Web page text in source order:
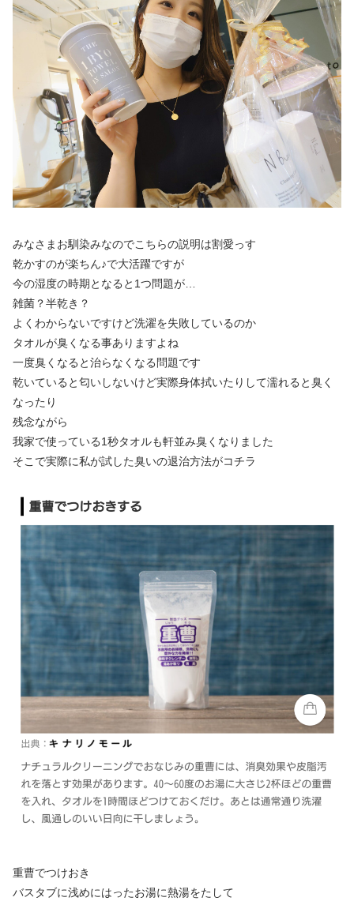
みなさまお馴染みなのでこちらの説明は割愛っす
乾かすのが楽ちん♪で大活躍ですが
今の湿度の時期となると1つ問題が…
雑菌？半乾き？
よくわからないですけど洗濯を失敗しているのか
タオルが臭くなる事ありますよね
一度臭くなると治らなくなる問題です
乾いていると匂いしないけど実際身体拭いたりして濡れると臭く
なったり
残念ながら
我家で使っている1秒タオルも軒並み臭くなりました
そこで実際に私が試した臭いの退治方法がコチラ
重曹でつけおき
バスタブに浅めにはったお湯に熱湯をたして